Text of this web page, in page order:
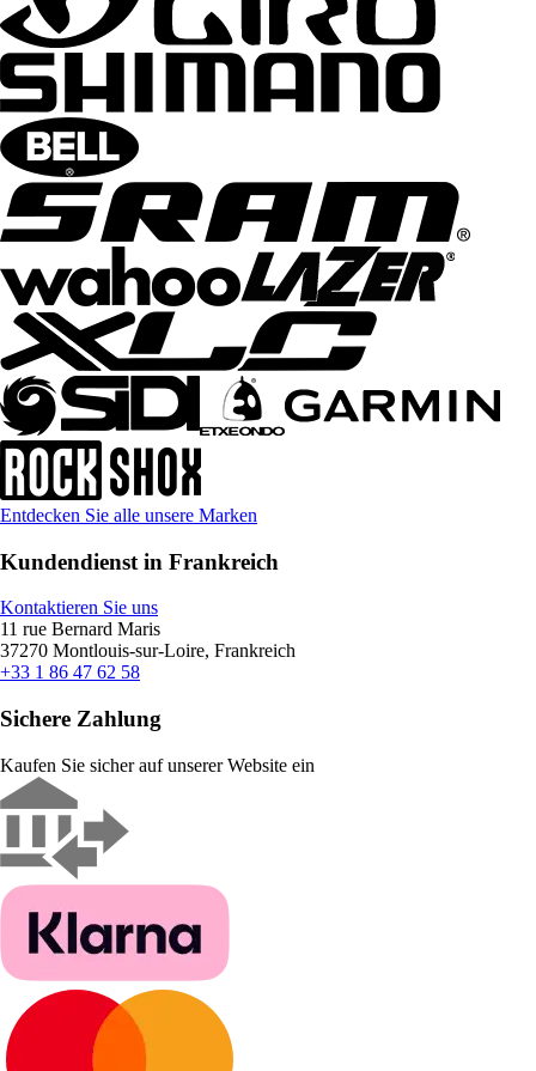
Entdecken Sie alle unsere Marken
Kundendienst in Frankreich
Kontaktieren Sie uns
11 rue Bernard Maris
37270 Montlouis-sur-Loire, Frankreich
+33 1 86 47 62 58
Sichere Zahlung
Kaufen Sie sicher auf unserer Website ein